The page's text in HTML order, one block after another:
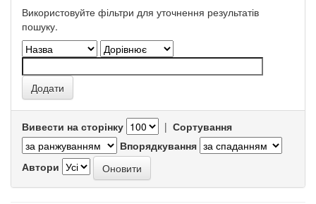
Використовуйте фільтри для уточнення результатів
пошуку.
Вивести на сторінку | Сортування
Впорядкування
Автори